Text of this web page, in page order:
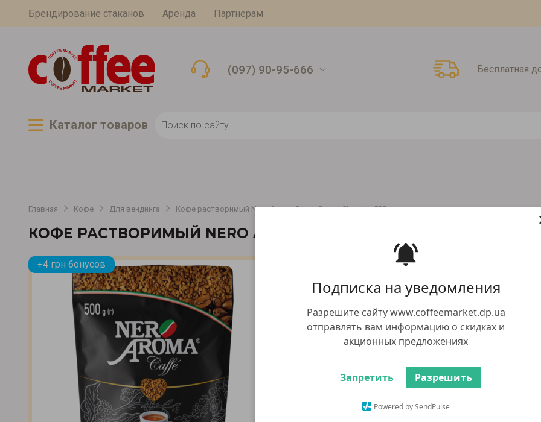
Подписка на уведомления
Разрешите сайту www.coffeemarket.dp.ua
отправлять вам информацию о скидках и
акционных предложениях
Запретить Разрешить
Powered by SendPulse
Брендирование стаканов Аренда Партнерам
(097) 90-95-666 Бесплатная
Каталог товаров
Главная Кофе Для вендинга Кофе растворимый Nero Aroma Super Crema Сlassico 500г
КОФЕ РАСТВОРИМЫЙ NERO AROMA SUPER CREMA СLASSICO
+4 грн бонусов
492.00 грн
+ 1 грн бонусов, за каждые 100
грн покупки
Нет в наличии
Способ приготовления